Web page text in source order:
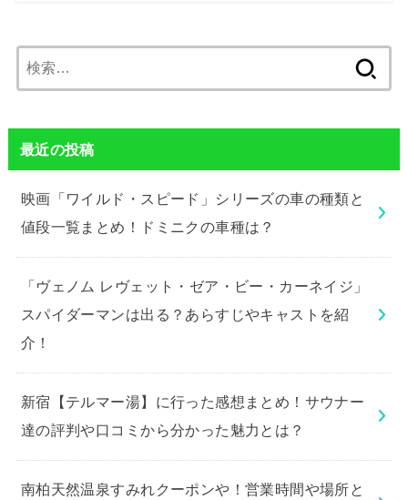
索:
最近の投稿
映画「ワイルド・スピード」シリーズの車の種類と
値段一覧まとめ！ドミニクの車種は？
「ヴェノム レヴェット・ゼア・ビー・カーネイジ」
スパイダーマンは出る？あらすじやキャストを紹
介！
新宿【テルマー湯】に行った感想まとめ！サウナー
達の評判や口コミから分かった魅力とは？
南柏天然温泉すみれクーポンや！営業時間や場所と